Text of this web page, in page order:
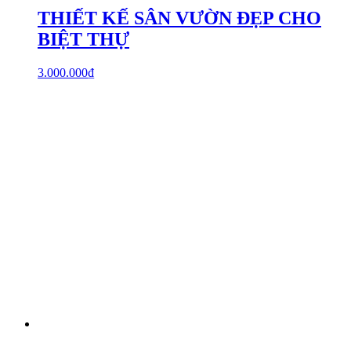
THIẾT KẾ SÂN VƯỜN ĐẸP CHO
BIỆT THỰ
3.000.000₫